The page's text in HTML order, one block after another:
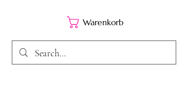
Warenkorb